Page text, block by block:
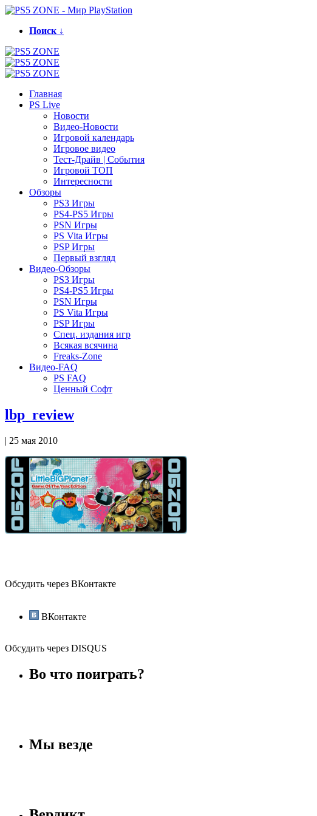
Поиск ↓
Главная
PS Live
Новости
Видео-Новости
Игровой календарь
Игровое видео
Тест-Драйв | События
Игровой ТОП
Интересности
Обзоры
PS3 Игры
PS4-PS5 Игры
PSN Игры
PS Vita Игры
PSP Игры
Первый взгляд
Видео-Обзоры
PS3 Игры
PS4-PS5 Игры
PSN Игры
PS Vita Игры
PSP Игры
Спец. издания игр
Всякая всячина
Freaks-Zone
Видео-FAQ
PS FAQ
Ценный Софт
lbp_review
| 25 мая 2010
Обсудить через ВКонтакте
ВКонтакте
Обсудить через DISQUS
Во что поиграть?
Мы везде